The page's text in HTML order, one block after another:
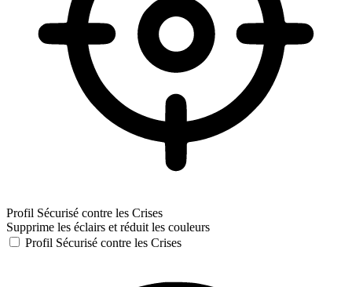
Profil Sécurisé contre les Crises
Supprime les éclairs et réduit les couleurs
Profil Sécurisé contre les Crises